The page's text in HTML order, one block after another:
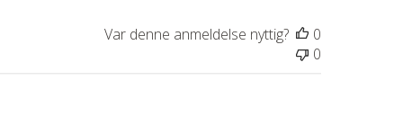
Var denne anmeldelse nyttig?
0
0